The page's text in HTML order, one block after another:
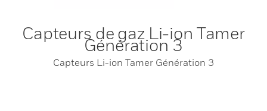
Capteurs de gaz Li-ion Tamer
Génération 3
Capteurs Li-ion Tamer Génération 3